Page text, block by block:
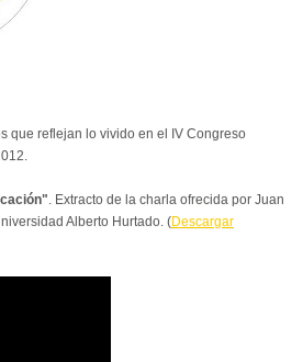
que reflejan lo vivido en el IV Congreso
. Extracto de la charla ofrecida por Juan
Alberto Hurtado. (Descargar